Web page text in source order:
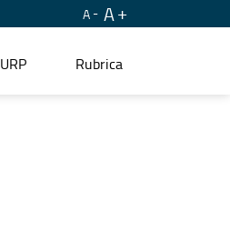
A A
URP Rubrica